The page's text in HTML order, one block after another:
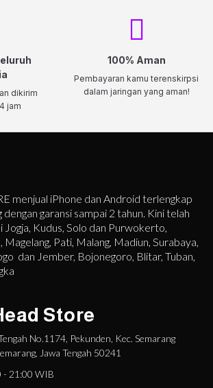
dikirim
jam
100% Aman
Pembayaran kamu terenskirpsi
dalam jaringan yang aman!
menjual iPhone dan Android terlengkap
garansi sampai 2 tahun. Kini telah
Jogja, Kudus, Solo dan Purwokerto,
Magelang, Pati, Malang, Madiun, Surabaya,
dan Jember, Bojonegoro, Blitar, Tuban,
Store
No.1174, Pekunden, Kec. Semarang
Jawa Tengah 50241
- 21:00 WIB